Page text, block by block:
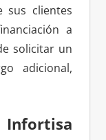
sus clientes
a
solicitar un
adicional,
Infortisa